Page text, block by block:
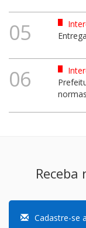
05
06
Cadastre-se